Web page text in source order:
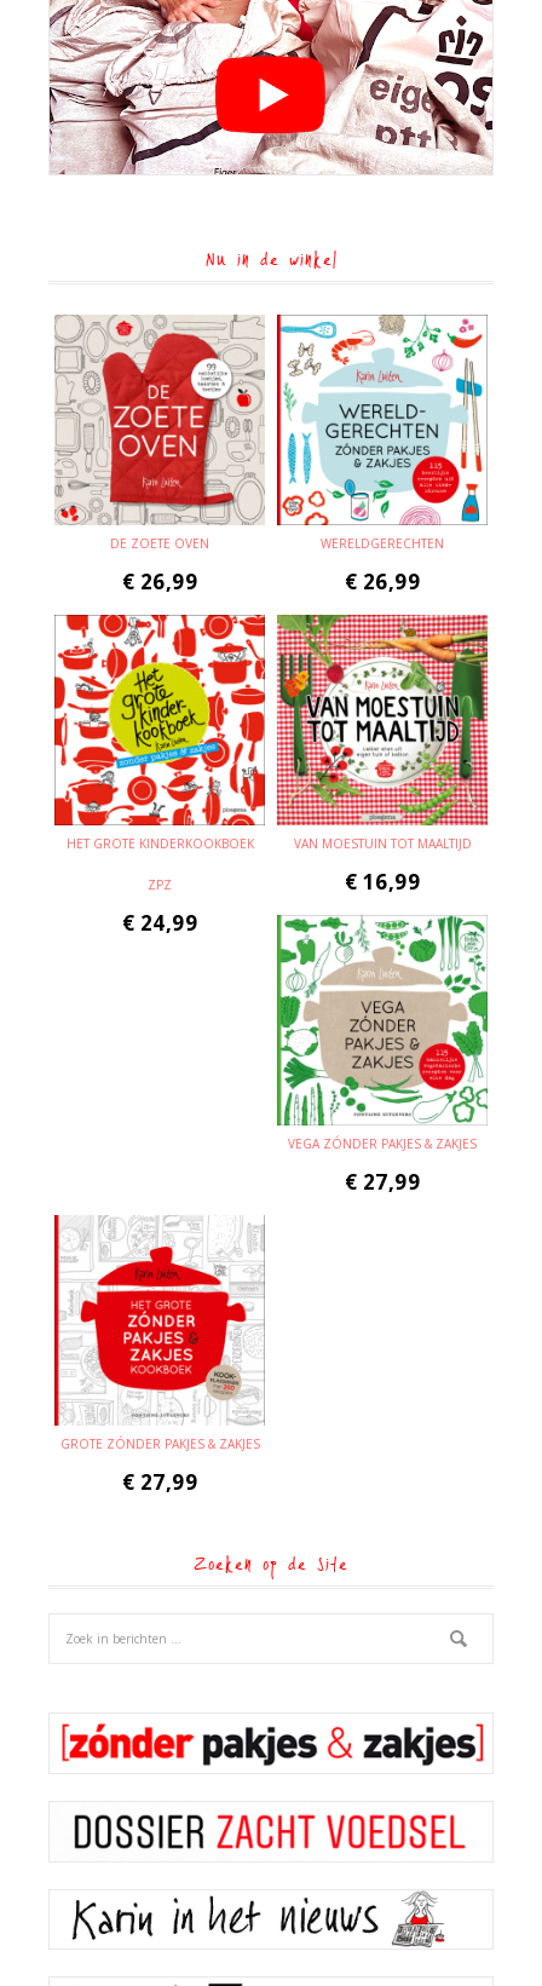
Nu in de winkel
DE ZOETE OVEN
€ 26,99
WERELDGERECHTEN
€ 26,99
HET GROTE KINDERKOOKBOEK
ZPZ
€ 24,99
VAN MOESTUIN TOT MAALTIJD
€ 16,99
VEGA ZÓNDER PAKJES & ZAKJES
€ 27,99
GROTE ZÓNDER PAKJES & ZAKJES
€ 27,99
Zoeken op de site